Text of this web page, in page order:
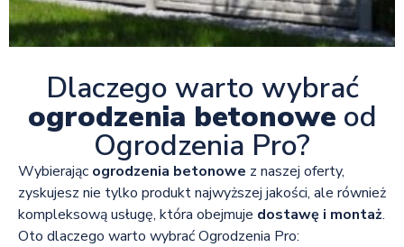
Dlaczego warto wybrać
ogrodzenia betonowe od
Ogrodzenia Pro?
Wybierając ogrodzenia betonowe z naszej oferty,
zyskujesz nie tylko produkt najwyższej jakości, ale również
kompleksową usługę, która obejmuje dostawę i montaż.
Oto dlaczego warto wybrać Ogrodzenia Pro: